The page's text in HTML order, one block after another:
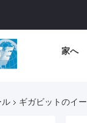
家へ
ル ギガビットのイ